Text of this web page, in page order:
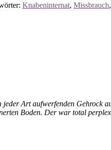
Knabeninternat, Missbrauch,
Art aufwerfenden
Boden. Der war total